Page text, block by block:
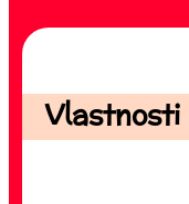
Vlastnosti